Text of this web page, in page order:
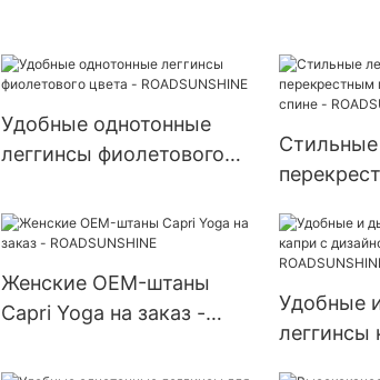
Удобные однотонные
леггинсы фиолетового
Стильные
Женские OEM-штаны
Capri Yoga на заказ -
Удобные
леггинсы